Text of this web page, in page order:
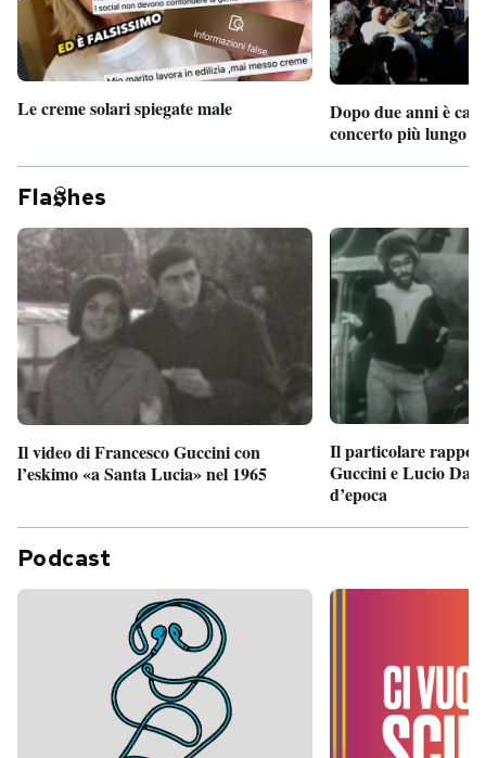
Le creme solari spiegate male
Dopo due anni è
concerto più lungo
Fla hes
Il video di Francesco Guccini con
l’eskimo «a Santa Lucia» nel 1965
Il particolare
Guccini e Lucio
d’epoca
Podcast